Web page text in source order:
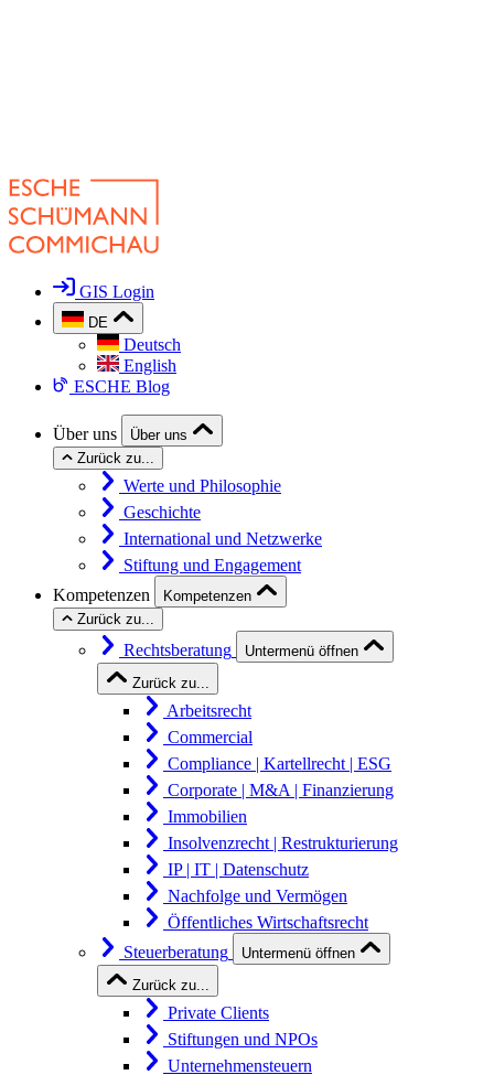
GIS Login
DE
Deutsch
English
ESCHE Blog
Über uns
Über uns
Zurück zu...
Werte und Philosophie
Geschichte
International und Netzwerke
Stiftung und Engagement
Kompetenzen
Kompetenzen
Zurück zu...
Rechtsberatung
Untermenü öffnen
Zurück zu...
Arbeitsrecht
Commercial
Compliance | Kartellrecht | ESG
Corporate | M&A | Finanzierung
Immobilien
Insolvenzrecht | Restrukturierung
IP | IT | Datenschutz
Nachfolge und Vermögen
Öffentliches Wirtschaftsrecht
Steuerberatung
Untermenü öffnen
Zurück zu...
Private Clients
Stiftungen und NPOs
Unternehmensteuern